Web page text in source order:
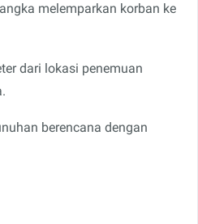
melemparkan korban ke
dari lokasi penemuan
berencana dengan